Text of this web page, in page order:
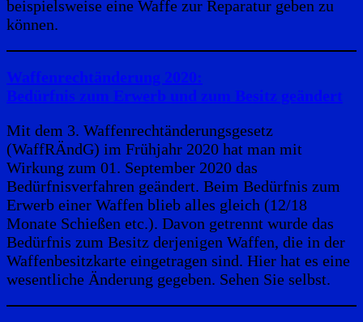
beispielsweise eine Waffe zur Reparatur geben zu
können.
Waffenrechtänderung 2020:
Bedürfnis zum Erwerb und zum Besitz geändert
Mit dem 3. Waffenrechtänderungsgesetz
(WaffRÄndG) im Frühjahr 2020 hat man mit
Wirkung zum 01. September 2020 das
Bedürfnisverfahren geändert. Beim Bedürfnis zum
Erwerb einer Waffen blieb alles gleich (12/18
Monate Schießen etc.). Davon getrennt wurde das
Bedürfnis zum Besitz derjenigen Waffen, die in der
Waffenbesitzkarte eingetragen sind. Hier hat es eine
wesentliche Änderung gegeben. Sehen Sie selbst.